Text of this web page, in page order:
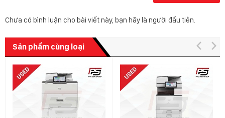
Chưa có bình luận cho bài viết này, bạn hãy là người đầu tiên.
Sản phẩm cùng loại